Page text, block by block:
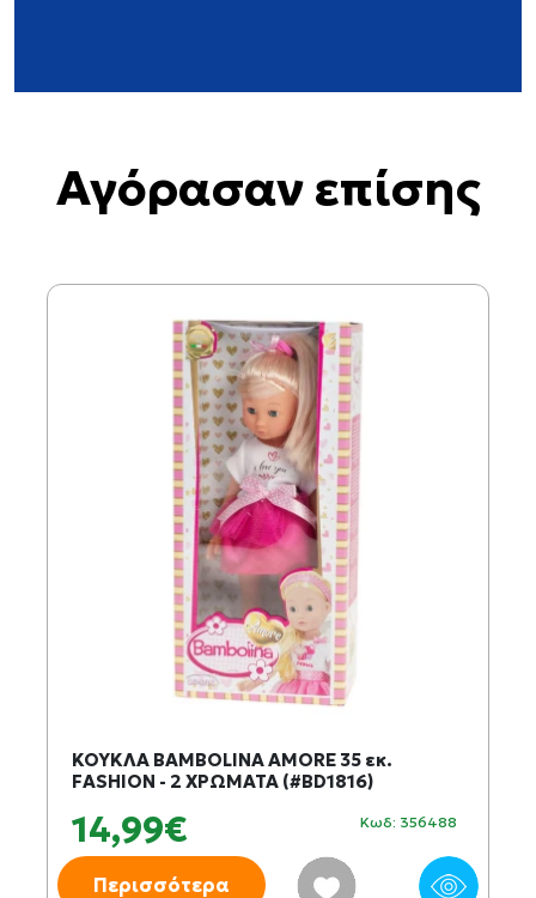
Αγόρασαν επίσης
ΚΟΥΚΛΑ BAMBOLINA AMORE 35 εκ.
FASHION - 2 ΧΡΩΜΑΤΑ (#BD1816)
14,99€ Κωδ: 356488
Περισσότερα